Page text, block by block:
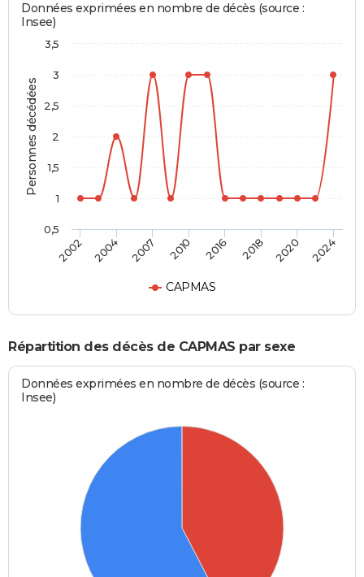
Personnes décédées
Données exprimées en nombre de décès (source :
Insee)
CAPMAS
2002 2004 2007 2010 2016 2018 2020 2024
0,5
1
1,5
2
2,5
3
3,5
Répartition des décès de CAPMAS par sexe
Données exprimées en nombre de décès (source :
Insee)